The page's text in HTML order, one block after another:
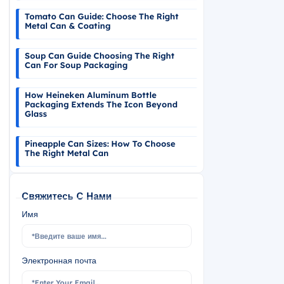
Tomato Can Guide: Choose The Right
Metal Can & Coating
Soup Can Guide Choosing The Right
Can For Soup Packaging
How Heineken Aluminum Bottle
Packaging Extends The Icon Beyond
Glass
Pineapple Can Sizes: How To Choose
The Right Metal Can
Свяжитесь С Нами
Имя
Электронная почта